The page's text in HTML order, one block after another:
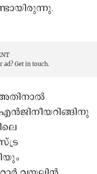
ad? Get in touch.
അതിനാല്‍